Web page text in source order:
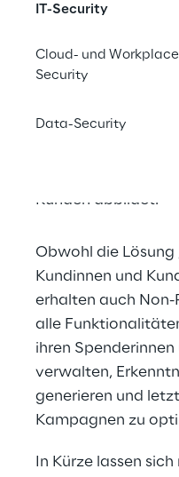
IT-Security
Cloud- und
Security
Data-Security
und auf welchen
zu erreichen? Zur
Fragen stehen
dieselben
wie anderen
Dynamics 365
dieser Lösungen,
Beziehung
Kunden abbildet.
Obwohl die Lösung
Kundinnen und
erhalten auch
alle
ihren
verwalten,
generieren und
Kampagnen zu
In Kürze lassen